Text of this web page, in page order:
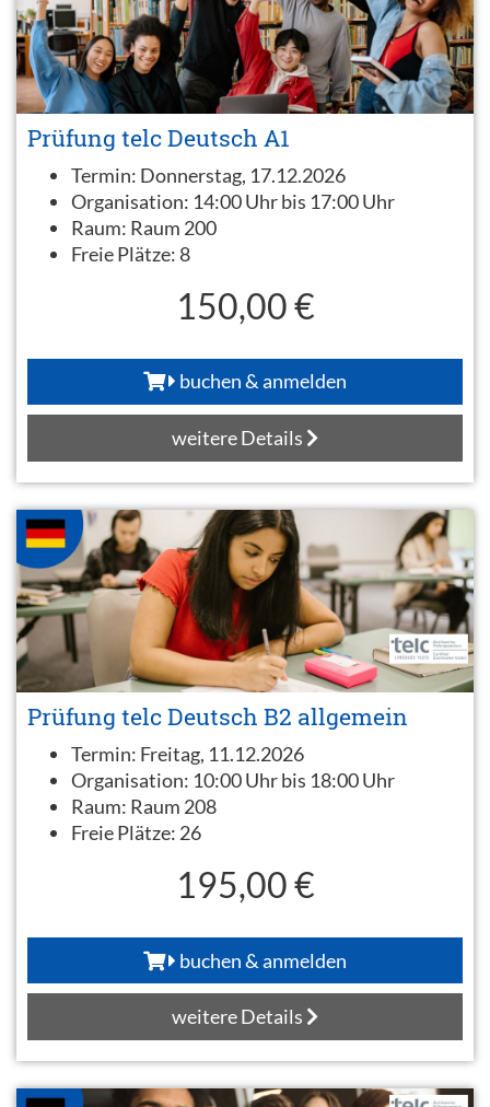
Prüfung telc Deutsch A1
Termin: Donnerstag, 17.12.2026
Organisation: 14:00 Uhr bis 17:00 Uhr
Raum: Raum 200
Freie Plätze: 8
150,00 €
buchen & anmelden
weitere Details
Prüfung telc Deutsch B2 allgemein
Termin: Freitag, 11.12.2026
Organisation: 10:00 Uhr bis 18:00 Uhr
Raum: Raum 208
Freie Plätze: 26
195,00 €
buchen & anmelden
weitere Details